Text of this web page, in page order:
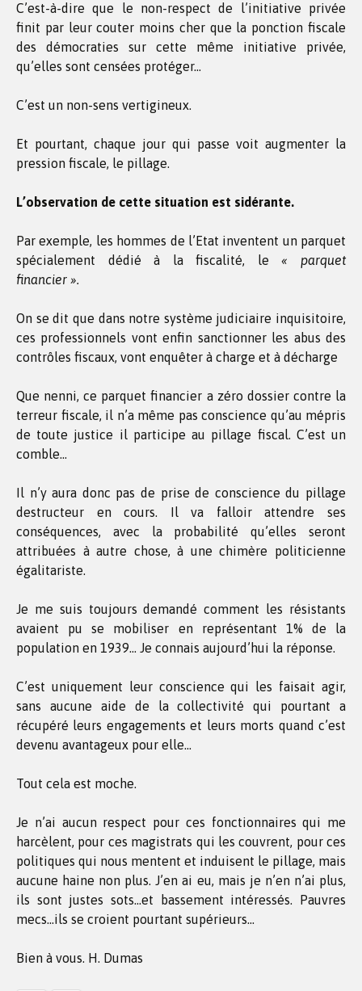
C’est-à-dire que le non-respect de l’initiative privée
finit par leur couter moins cher que la ponction fiscale
des démocraties sur cette même initiative privée,
qu’elles sont censées protéger…
C’est un non-sens vertigineux.
Et pourtant, chaque jour qui passe voit augmenter la
pression fiscale, le pillage.
L’observation de cette situation est sidérante.
Par exemple, les hommes de l’Etat inventent un parquet
spécialement dédié à la fiscalité, le« parquet
financier ».
On se dit que dans notre système judiciaire inquisitoire,
ces professionnels vont enfin sanctionner les abus des
contrôles fiscaux, vont enquêter à charge et à décharge
Que nenni, ce parquet financier a zéro dossier contre la
terreur fiscale, il n’a même pas conscience qu’au mépris
de toute justice il participe au pillage fiscal. C’est un
comble…
Il n’y aura donc pas de prise de conscience du pillage
destructeur en cours. Il va falloir attendre ses
conséquences, avec la probabilité qu’elles seront
attribuées à autre chose, à une chimère politicienne
égalitariste.
Je me suis toujours demandé comment les résistants
avaient pu se mobiliser en représentant 1% de la
population en 1939… Je connais aujourd’hui la réponse.
C’est uniquement leur conscience qui les faisait agir,
sans aucune aide de la collectivité qui pourtant a
récupéré leurs engagements et leurs morts quand c’est
devenu avantageux pour elle…
Tout cela est moche.
Je n’ai aucun respect pour ces fonctionnaires qui me
harcèlent, pour ces magistrats qui les couvrent, pour ces
politiques qui nous mentent et induisent le pillage, mais
aucune haine non plus. J’en ai eu, mais je n’en n’ai plus,
ils sont justes sots…et bassement intéressés. Pauvres
mecs…ils se croient pourtant supérieurs…
Bien à vous. H. Dumas